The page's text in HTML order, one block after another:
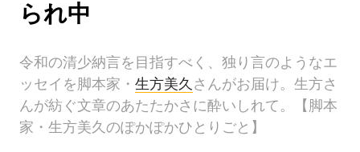
られ中
令和の清少納言を目指すべく、独り言のようなエ
ッセイを脚本家・生方美久 さんがお届け。生方さ
んが紡ぐ文章のあたたかさに酔いしれて。【脚本
家・生方美久のぽかぽかひとりごと】